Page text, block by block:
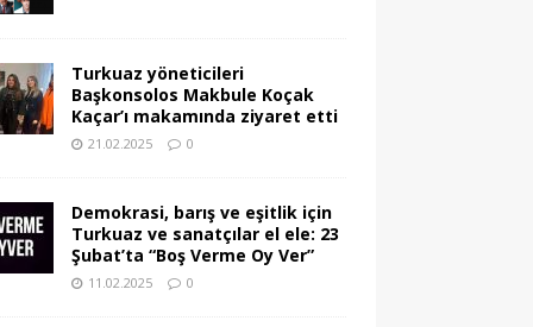
Turkuaz yöneticileri
Başkonsolos Makbule Koçak
Kaçar’ı makamında ziyaret etti
21.02.2025 0
Demokrasi, barış ve eşitlik için
Turkuaz ve sanatçılar el ele: 23
Şubat’ta “Boş Verme Oy Ver”
11.02.2025 0